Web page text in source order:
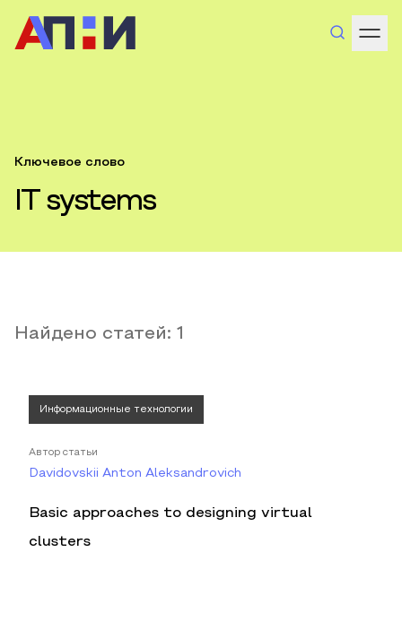
Ключевое слово
IT systems
Найдено статей: 1
Информационные технологии
Автор статьи
Davidovskii Anton Aleksandrovich
Basic approaches to designing virtual
clusters